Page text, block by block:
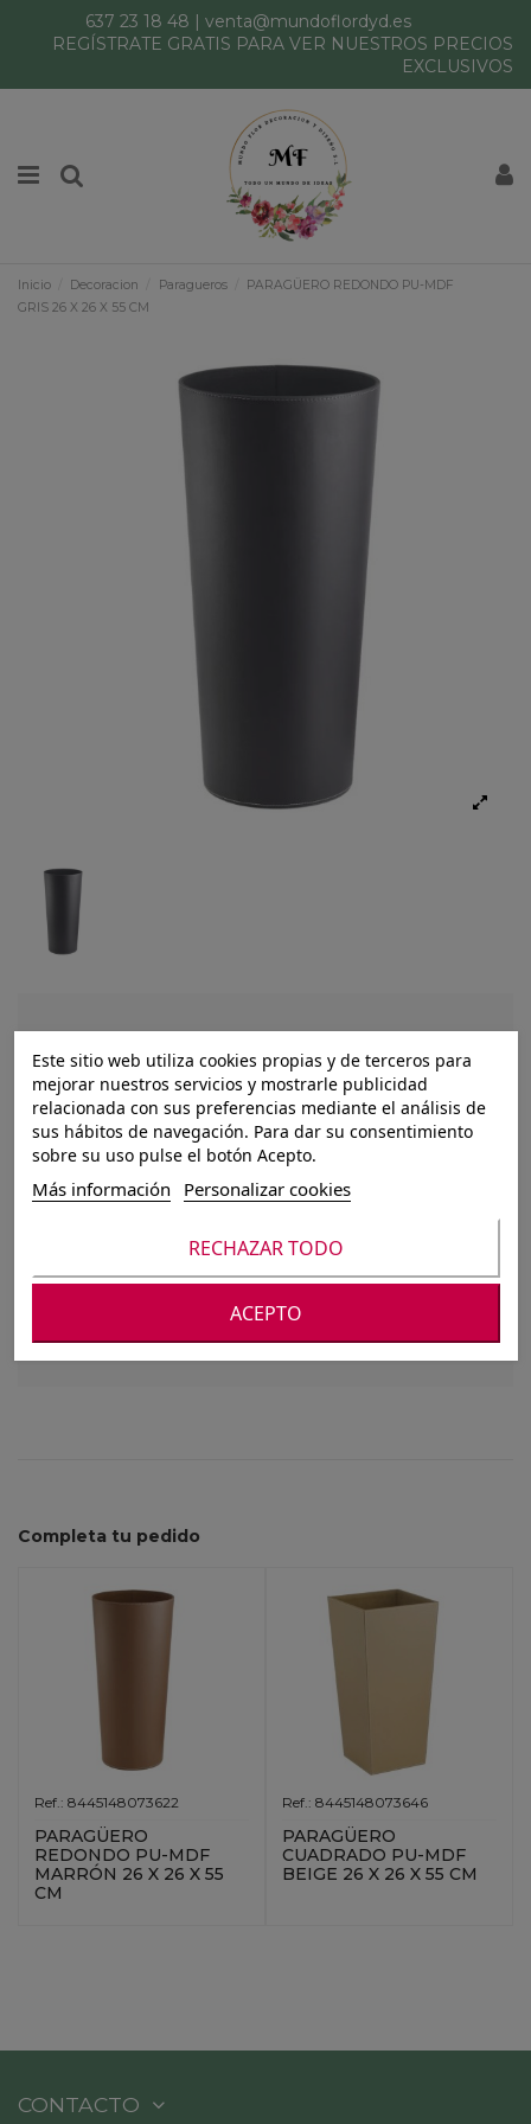
637 23 18 48 | venta@mundoflordyd.es
REGÍSTRATE GRATIS PARA VER NUESTROS PRECIOS
EXCLUSIVOS
Inicio Decoracion Paragueros
PARAGÜERO REDONDO PU-MDF
GRIS 26 X 26 X 55 CM
PARAGÜERO
REDONDO PU-MDF
GRIS 26 X 26 X 55 CM
Para ver nuestros precios debes registrarte o
Completa tu pedido
Ref.: 8445148073622
PARAGÜERO
REDONDO PU-MDF
MARRÓN 26 X 26 X 55
CM
Ref.: 8445148073646
PARAGÜERO
CUADRADO PU-MDF
BEIGE 26 X 26 X 55 CM
CONTACTO
Este sitio web utiliza cookies propias y de terceros para
mejorar nuestros servicios y mostrarle publicidad
relacionada con sus preferencias mediante el análisis de
sus hábitos de navegación. Para dar su consentimiento
sobre su uso pulse el botón Acepto.
Más información Personalizar cookies
RECHAZAR TODO
ACEPTO